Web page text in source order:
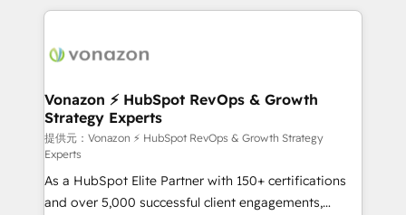
l'international, nous travaillons avec des ETI
delà d’une simple transformation digitale et des
➤ L’intégration de CRM et de méthodologie RevOps
pour aligner les équipes marketing, commerciales et
support client (data migration, synchronisation API,
audit et maintenance) ➤ La création de sites internet
de conversion qui transforment les visiteurs en
opportunités d'affaires ➤ La mise en place de
Vonazon ⚡ HubSpot RevOps & Growth
Strategy Experts
提供元：Vonazon ⚡ HubSpot RevOps & Growth Strategy
Experts
As a HubSpot Elite Partner with 150+ certifications
and over 5,000 successful client engagements,